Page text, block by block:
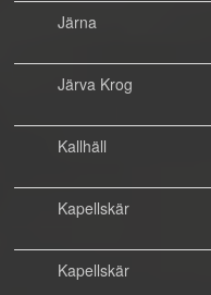
Järna
Järva Krog
Kallhäll
Kapellskär
Kapellskär